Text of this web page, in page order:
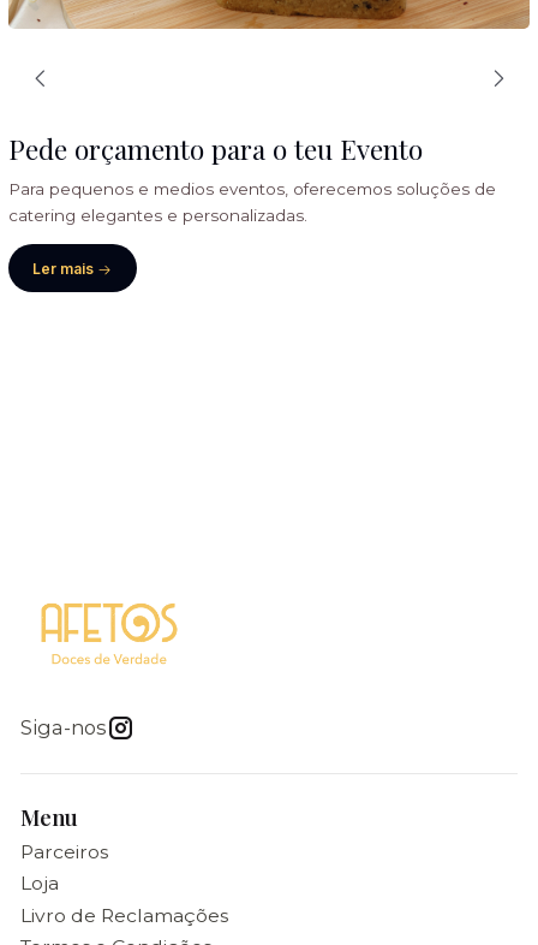
Pede orçamento para o teu Evento
Para pequenos e medios eventos, oferecemos soluções de
catering elegantes e personalizadas.
Ler mais
Siga-nos
Menu
Parceiros
Loja
Livro de Reclamações